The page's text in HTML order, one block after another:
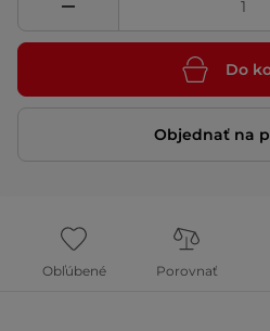
Do
Objednať na
Obľúbené Porovnať